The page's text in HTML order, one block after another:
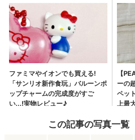
この記事の写真一覧